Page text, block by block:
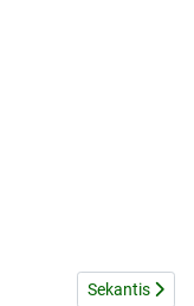
Kitas
Sekantis